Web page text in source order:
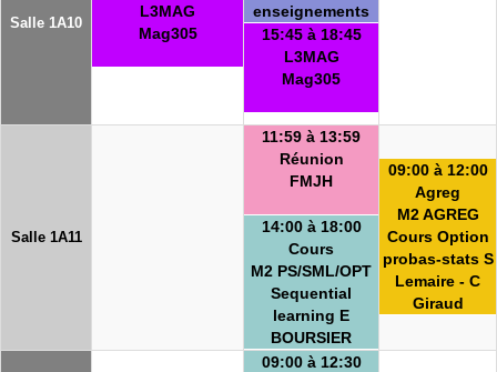
Salle 1A10
L3MAG
Mag305
enseignements
15:45 à 18:45
L3MAG
Mag305
Salle 1A11
11:59 à 13:59
Réunion
FMJH
14:00 à 18:00
Cours
M2 PS/SML/OPT
Sequential
learning E
BOURSIER
09:00 à 12:00
Agreg
M2 AGREG
Cours Option
probas-stats S
Lemaire - C
Giraud
09:00 à 12:30